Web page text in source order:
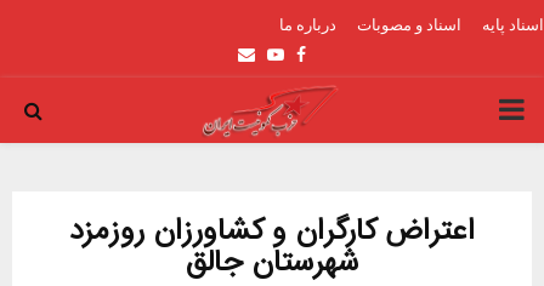
اسناد پایه اسناد و مصوبات درباره ما
Facebook
Youtube
Email
PRIMARY
اعتراض کارگران و کشاورزان روزمزد
شهرستان جالق